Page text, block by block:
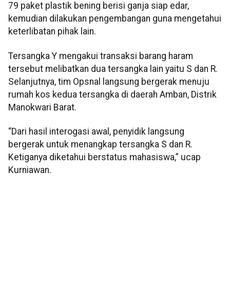
79 paket plastik bening berisi ganja siap edar,
kemudian dilakukan pengembangan guna mengetahui
keterlibatan pihak lain.
Tersangka Y mengakui transaksi barang haram
tersebut melibatkan dua tersangka lain yaitu S dan R.
Selanjutnya, tim Opsnal langsung bergerak menuju
rumah kos kedua tersangka di daerah Amban, Distrik
Manokwari Barat.
“Dari hasil interogasi awal, penyidik langsung
bergerak untuk menangkap tersangka S dan R.
Ketiganya diketahui berstatus mahasiswa,” ucap
Kurniawan.